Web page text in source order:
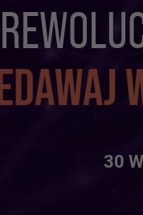
30